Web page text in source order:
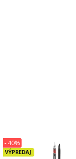
VÝPREDAJ
- 40%